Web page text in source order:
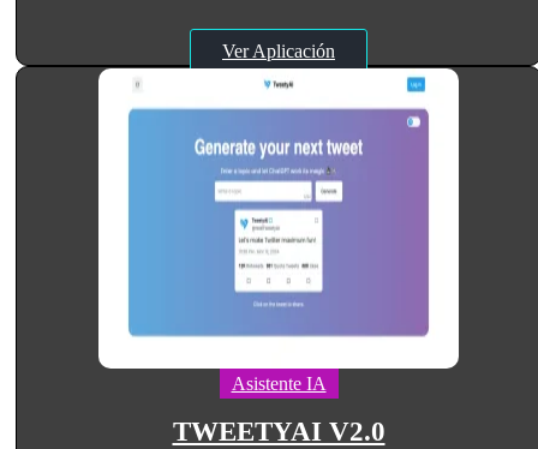
Ver Aplicación
Asistente IA
TWEETYAI V2.0